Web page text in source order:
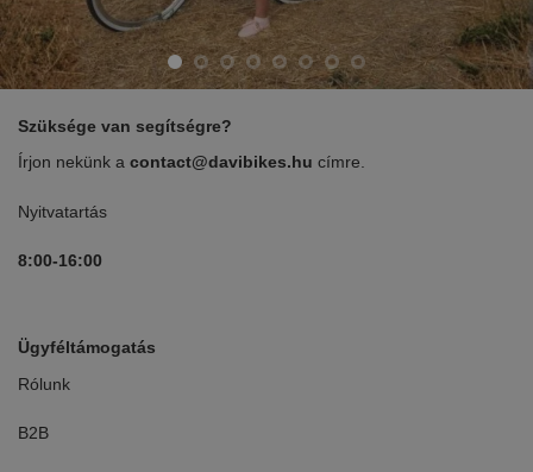
Szüksége van segítségre?
Írjon nekünk a contact@davibikes.hu címre.
Nyitvatartás
8:00-16:00
Ügyféltámogatás
Rólunk
B2B